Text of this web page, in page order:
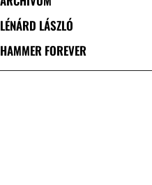
LÉNÁRD LÁSZLÓ
HAMMER FOREVER